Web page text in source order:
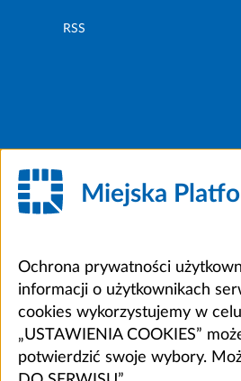
RSS
Miejska
Ochrona prywatności
informacji o użytkownikach
cookies wykorzystujemy w
„USTAWIENIA COOKIES”
potwierdzić swoje wybory.